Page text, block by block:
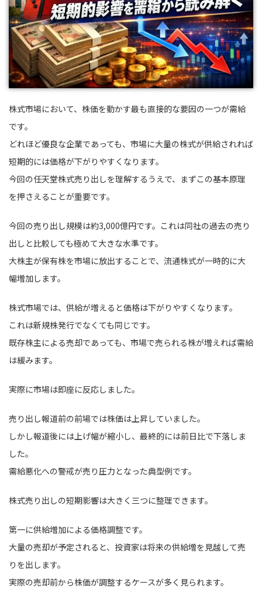
株式市場において、株価を動かす最も直接的な要因の一つが需給
です。
どれほど優良な企業であっても、市場に大量の株式が供給されれば
短期的には価格が下がりやすくなります。
今回の任天堂株式売り出しを理解するうえで、まずこの基本原理
を押さえることが重要です。
今回の売り出し規模は約3,000億円です。これは同社の過去の売り
出しと比較しても極めて大きな水準です。
大株主が保有株を市場に放出することで、流通株式が一時的に大
幅増加します。
株式市場では、供給が増えると価格は下がりやすくなります。
これは新規株発行でなくても同じです。
既存株主による売却であっても、市場で売られる株が増えれば需給
は緩みます。
実際に市場は即座に反応しました。
売り出し報道前の前場では株価は上昇していました。
しかし報道後には上げ幅が縮小し、最終的には前日比で下落しま
した。
需給悪化への警戒が売り圧力となった典型例です。
株式売り出しの短期影響は大きく三つに整理できます。
第一に供給増加による価格調整です。
大量の売却が予定されると、投資家は将来の供給増を見越して売
りを出します。
実際の売却前から株価が調整するケースが多く見られます。